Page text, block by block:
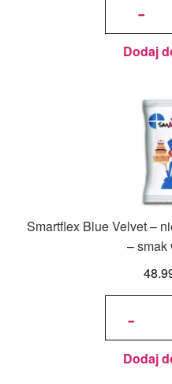
-
masa
1 kg – smak
Dodaj
Smartflex Blue Velvet –
–
-
ilość
Velvet –
niebieska
cukrowa
1 kg –
waniliowy
Dodaj